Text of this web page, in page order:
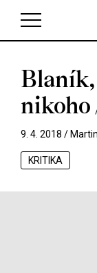
Blaník,
9. 4. 2018 /
KRITIKA